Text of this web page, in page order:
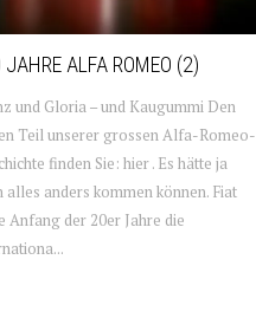
ALFA ROMEO (2)
und Gloria – und Kaugummi Den
Teil unserer grossen Alfa-Romeo-
finden Sie: hier . Es hätte ja
alles anders kommen können. Fiat
Anfang der 20er Jahre die